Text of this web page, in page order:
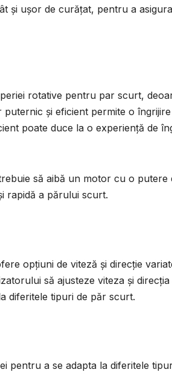
și ușor de curățat, pentru a
rotative pentru par scurt,
și eficient permite o
poate duce la o experiență de
să aibă un motor cu o putere
rapidă a părului scurt.
opțiuni de viteză și direcție
să ajusteze viteza și direcția
diferitele tipuri de păr scurt.
pentru a se adapta la diferitele